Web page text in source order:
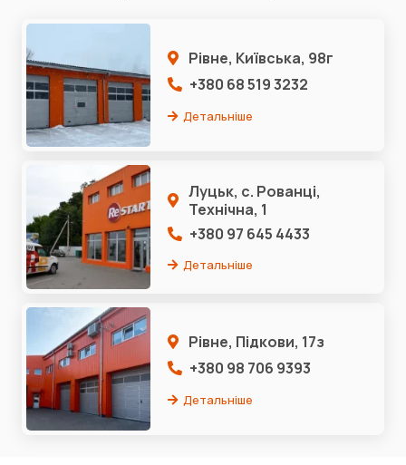
Рівне, Київська, 98г
+380 68 519 3232
Детальніше
Луцьк, с. Рованці,
Технічна, 1
+380 97 645 4433
Детальніше
Рівне, Підкови, 17з
+380 98 706 9393
Детальніше